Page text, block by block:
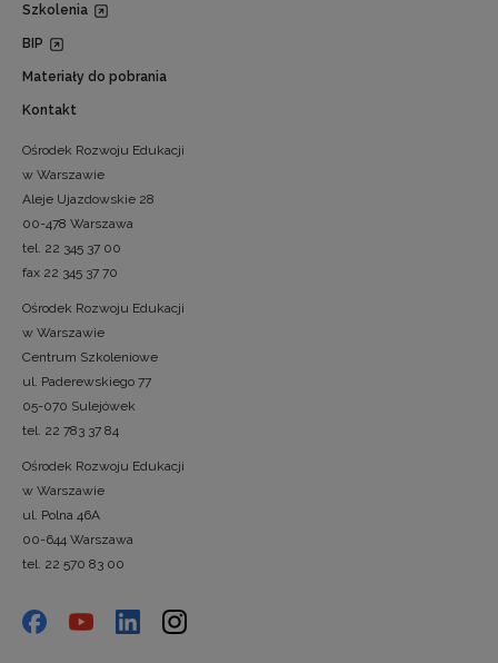
Szkolenia
BIP
Materiały do pobrania
Kontakt
Ośrodek Rozwoju Edukacji
w Warszawie
Aleje Ujazdowskie 28
00-478 Warszawa
tel. 22 345 37 00
fax 22 345 37 70
Ośrodek Rozwoju Edukacji
w Warszawie
Centrum Szkoleniowe
ul. Paderewskiego 77
05-070 Sulejówek
tel. 22 783 37 84
Ośrodek Rozwoju Edukacji
w Warszawie
ul. Polna 46A
00-644 Warszawa
tel. 22 570 83 00